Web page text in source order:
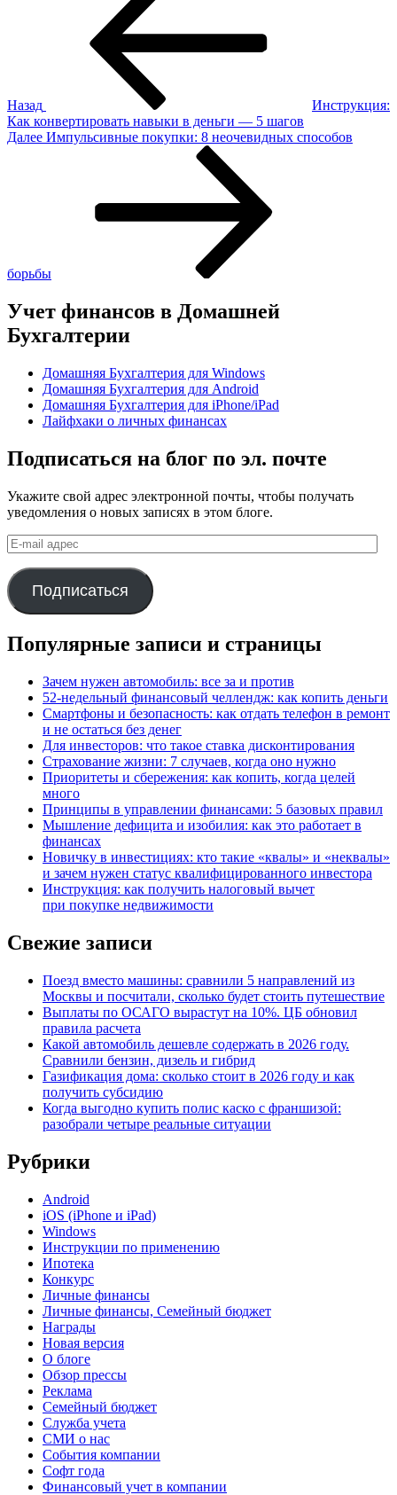
Назад
Инструкция:
Как конвертировать навыки в деньги — 5 шагов
Следующая
Далее Импульсивные покупки: 8 неочевидных способов
борьбы
Учет финансов в Домашней
Бухгалтерии
Домашняя Бухгалтерия для Windows
Домашняя Бухгалтерия для Android
Домашняя Бухгалтерия для iPhone/iPad
Лайфхаки о личных финансах
Подписаться на блог по эл. почте
Укажите свой адрес электронной почты, чтобы получать
уведомления о новых записях в этом блоге.
E-
mail
адрес
Подписаться
Популярные записи и страницы
Зачем нужен автомобиль: все за и против
52-недельный финансовый челлендж: как копить деньги
Смартфоны и безопасность: как отдать телефон в ремонт
и не остаться без денег
Для инвесторов: что такое ставка дисконтирования
Страхование жизни: 7 случаев, когда оно нужно
Приоритеты и сбережения: как копить, когда целей
много
Принципы в управлении финансами: 5 базовых правил
Мышление дефицита и изобилия: как это работает в
финансах
Новичку в инвестициях: кто такие «квалы» и «неквалы»
и зачем нужен статус квалифицированного инвестора
Инструкция: как получить налоговый вычет
при покупке недвижимости
Свежие записи
Поезд вместо машины: сравнили 5 направлений из
Москвы и посчитали, сколько будет стоить путешествие
Выплаты по ОСАГО вырастут на 10%. ЦБ обновил
правила расчета
Какой автомобиль дешевле содержать в 2026 году.
Сравнили бензин, дизель и гибрид
Газификация дома: сколько стоит в 2026 году и как
получить субсидию
Когда выгодно купить полис каско с франшизой:
разобрали четыре реальные ситуации
Рубрики
Android
iOS (iPhone и iPad)
Windows
Инструкции по применению
Ипотека
Конкурс
Личные финансы
Личные финансы, Семейный бюджет
Награды
Новая версия
О блоге
Обзор прессы
Реклама
Семейный бюджет
Служба учета
СМИ о нас
События компании
Софт года
Финансовый учет в компании